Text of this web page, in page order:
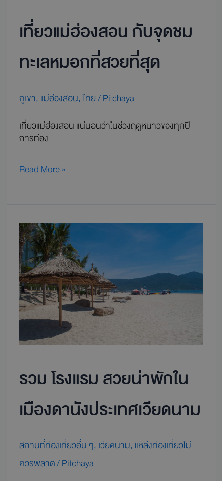
เที่ยวแม่ฮ่องสอน กับจุดชม
ทะเลหมอกที่สวยที่สุด
ภูเขา, แม่ฮ่องสอน,ไทย/Pitchaya
เที่ยวแม่ฮ่องสอน แน่นอนว่าในช่วงฤดูหนาวของทุกปี
การท่อง
Read More »
รวม โรงแรม สวยน่าพักใน
เมืองดานังประเทศเวียดนาม
สถานที่ท่องเที่ยวอื่น ๆ, เวียดนาม, แหล่งท่องเที่ยวไม่
ควรพลาด/Pitchaya
รวม
โรงแรม
สวย
น่า
พัก
ใน
เมือ
งดานัง
เวียดนาม